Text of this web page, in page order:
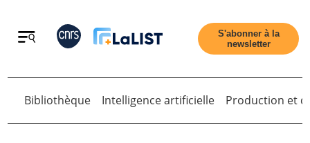
Retour
S'abonner à la
newsletter
Bibliothèque
Intelligence artificielle Production et